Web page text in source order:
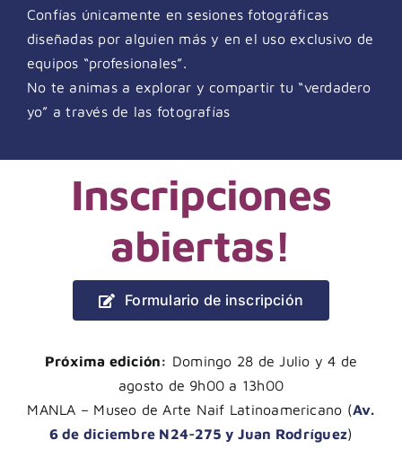
Confías únicamente en sesiones fotográficas
diseñadas por alguien más y en el uso exclusivo de
equipos “profesionales”.
No te animas a explorar y compartir tu “verdadero
yo” a través de las fotografías
Inscripciones
abiertas!
Formulario de inscripción
Próxima edición: Domingo 28 de Julio y 4 de
agosto de 9h00 a 13h00
MANLA – Museo de Arte Naif Latinoamericano (Av.
6 de diciembre N24-275 y Juan Rodríguez)